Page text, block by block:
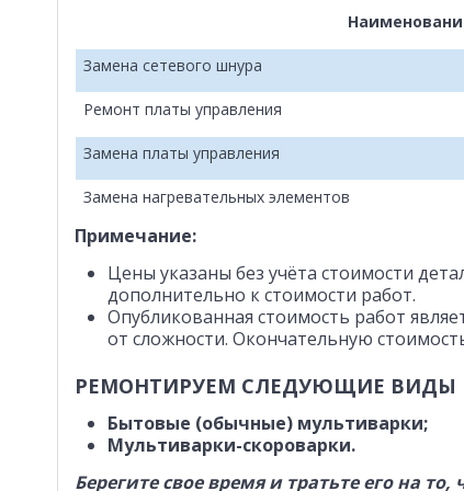
Замена сетевого шнура
Ремонт платы управления
Замена платы управления
Замена нагревательных элементов
Примечание:
Цены указаны без учёта стоимости
дополнительно к стоимости работ.
Опубликованная стоимость работ
от сложности. Окончательную
РЕМОНТИРУЕМ СЛЕДУЮЩИЕ ВИДЫ
Бытовые (обычные) мультиварки;
Мультиварки-скороварки.
Берегите свое время и тратьте его на